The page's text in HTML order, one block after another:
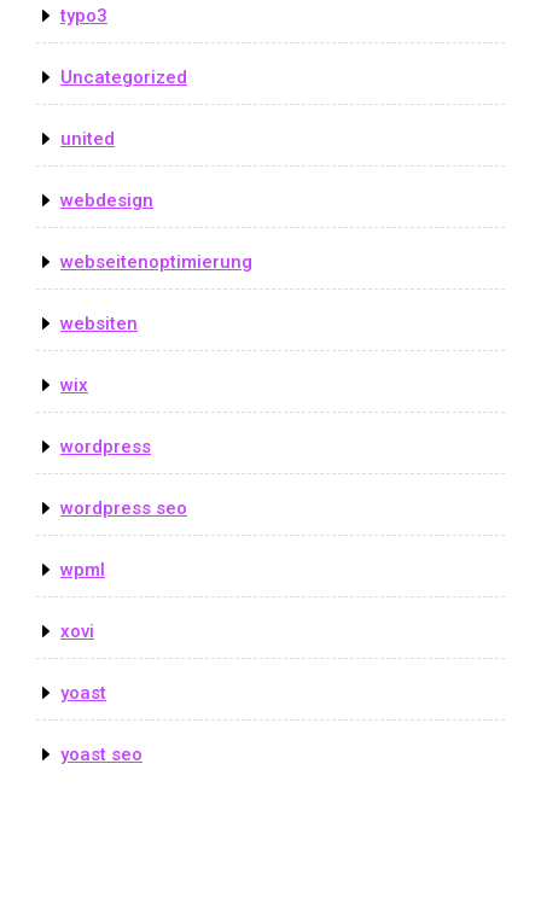
typo3
Uncategorized
united
webdesign
webseitenoptimierung
websiten
wix
wordpress
wordpress seo
wpml
xovi
yoast
yoast seo